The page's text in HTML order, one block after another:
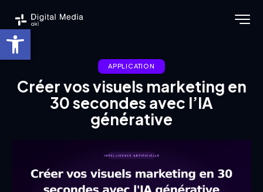
Ouvrir la barre d’outils
APPLICATION
Créer vos visuels marketing en
30 secondes avec l’IA
générative